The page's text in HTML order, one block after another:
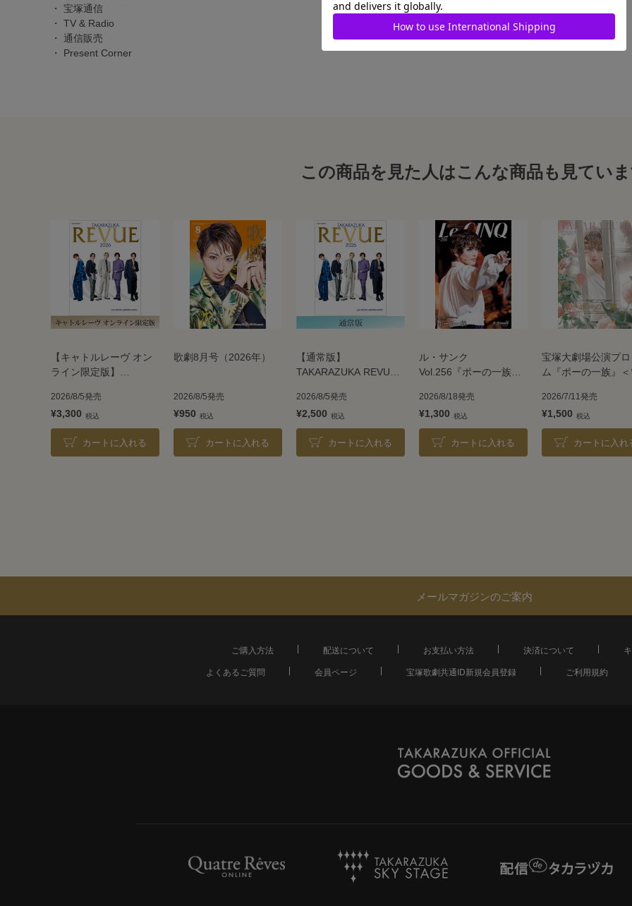
・ 宝塚通信
・ TV & Radio
・ 通信販売
・ Present Corner
この商品を見た人はこんな商品も見てい
【キャトルレーヴ オン
ライン限定版】
2026
2026/8/5発売
¥3,300
カートに入れる
歌劇8月号（2026年）
2026/8/5発売
¥950
カートに入れる
【通常版】
TAKARAZUKA REVUE
2026/8/5発売
¥2,500
カートに入れる
ル・サンク
Vol.256『ポーの一族』
2026/8/18発売
¥1,300
カートに入れる
宝塚大劇場公演プ
ム『ポーの一族』
2026/7/11発売
¥1,500
カートに入れ
メールマガジンのご案内
ご購入方法 配送について お支払い方法 決済について
よくあるご質問
会員ページ 宝塚歌劇共通ID新規会員登録 ご利用規約